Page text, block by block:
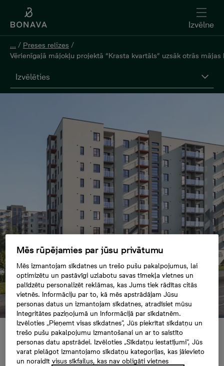
Izvēlne
... / Preses relīzes /
Vērienīgajā mājokļu projektā “Krasta kvartāls” uzsāk otrās
Izvēlēties
Vērienīgajā mājokļu projektā “Krasta kvartāls”
uzsāk otrās mājas būvniecību
Mēs rūpējamies par jūsu privātumu
Mēs izmantojam sīkdatnes un trešo pušu pakalpojumus, lai
optimizētu un pastāvīgi uzlabotu savas tīmekļa vietnes un
palīdzētu personalizēt reklāmas, kas Jums tiek rādītas citās
vietnēs. Informāciju par to, kā mēs apstrādājam Jūsu
personas datus un izmantojam sīkdatnes, atradīsiet mūsu
Integritātes paziņojumā un Informācijā par sīkdatnēm.
Izvēloties „Pieņemt visas sīkdatnes”, Jūs piekrītat sīkdatņu un
trešo pušu pakalpojumu izmantošanai un ar to saistīto
personas datu apstrādei. Izvēloties „Sīkdatņu iestatījumi”, Jūs
varat pielāgot izmantojamo sīkdatņu kategorijas, kas jāievieto
un noraidīt visus sīkfailus, kas nav obligāti vietnes